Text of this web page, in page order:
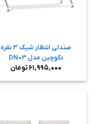
صندلی انتظار شیک 3 نفره
دکوچین مدل DN03
۶۱,۹۹۵,۰۰۰تومان